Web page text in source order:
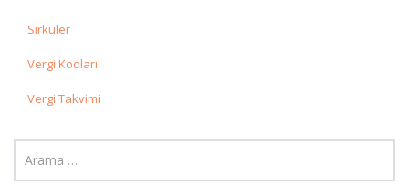
Sirküler
Vergi Kodları
Vergi Takvimi